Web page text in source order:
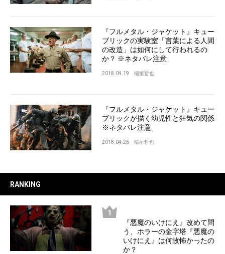
『フルメタル・ジャケット』キュー
ブリックの実験室「言葉による人間
の改造」は如何にして行われるの
か？ ※ネタバレ注意
2018.04.19 稲垣哲也
『フルメタル・ジャケット』キュー
ブリックが描く幼児性と狂気の関係
※ネタバレ注意
2018.04.26 稲垣哲也
RANKING
『悪魔のいけにえ』改めて問
う、ホラーの金字塔『悪魔の
いけにえ』は何故怖かったの
か？